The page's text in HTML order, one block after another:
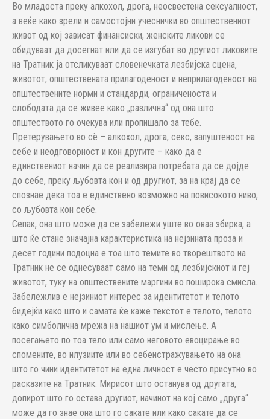
Во младоста преку алкохол, дрога, неосвестена сексуалност,
а веќе како зрели и самостојни учеснички во општествениот
живот од кој зависат финансиски, женските ликови се
обидуваат да досегнат или да се изгубат во другиот ликовите
на Тратник ја отсликуваат словенечката лезбијска сцена,
животот, општествената прилагоденост и неприлагоденост на
општествените норми и стандарди, ограниченоста и
слободата да се живее како „различна“ од она што
општеството го очекува или пропишало за тебе.
Претерувањето во сè – алкохол, дрога, секс, запуштеност на
себе и неодговорност и кон другите – како да е
единствениот начин да се реализира потребата да се дојде
до себе, преку љубовта кон и од другиот, за на крај да се
спознае дека тоа е единствено возможно на повисокото ниво,
со љубовта кон себе.
Сепак, она што може да се забележи уште во оваа збирка, а
што ќе стане значајна карактеристика на нејзината проза и
десет години подоцна е тоа што темите во творештвото на
Тратник не се однесуваат само на теми од лезбијскиот и геј
животот, туку на општествените маргини во поширока смисла.
Забележлив е нејзиниот интерес за идентитетот и телото
бидејќи како што и самата ќе каже текстот е телото, телото
како симболична мрежа на нашиот ум и мислење. А
посегањето по тоа тело или само неговото евоцирање во
спомените, во илузиите или во себеистражувањето на она
што го чини идентитетот на една личност е често присутно во
расказите на Тратник. Мирисот што останува од другата,
допирот што го остава другиот, начинот на кој само „друга“
може да го знае она што го сакате или како сакате да се